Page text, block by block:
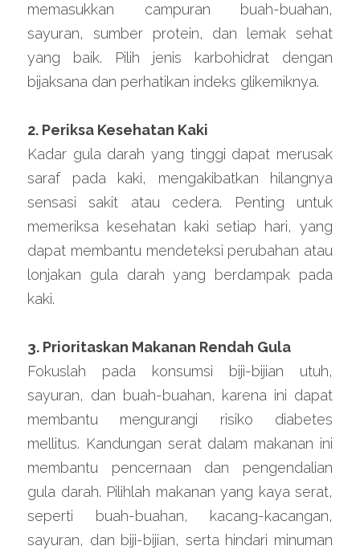
memasukkan campuran buah-buahan,
sayuran, sumber protein, dan lemak sehat
yang baik. Pilih jenis karbohidrat dengan
bijaksana dan perhatikan indeks glikemiknya.
2. Periksa Kesehatan Kaki
Kadar gula darah yang tinggi dapat merusak
saraf pada kaki, mengakibatkan hilangnya
sensasi sakit atau cedera. Penting untuk
memeriksa kesehatan kaki setiap hari, yang
dapat membantu mendeteksi perubahan atau
lonjakan gula darah yang berdampak pada
kaki.
3. Prioritaskan Makanan Rendah Gula
Fokuslah pada konsumsi biji-bijian utuh,
sayuran, dan buah-buahan, karena ini dapat
membantu mengurangi risiko diabetes
mellitus. Kandungan serat dalam makanan ini
membantu pencernaan dan pengendalian
gula darah. Pilihlah makanan yang kaya serat,
seperti buah-buahan, kacang-kacangan,
sayuran, dan biji-bijian, serta hindari minuman